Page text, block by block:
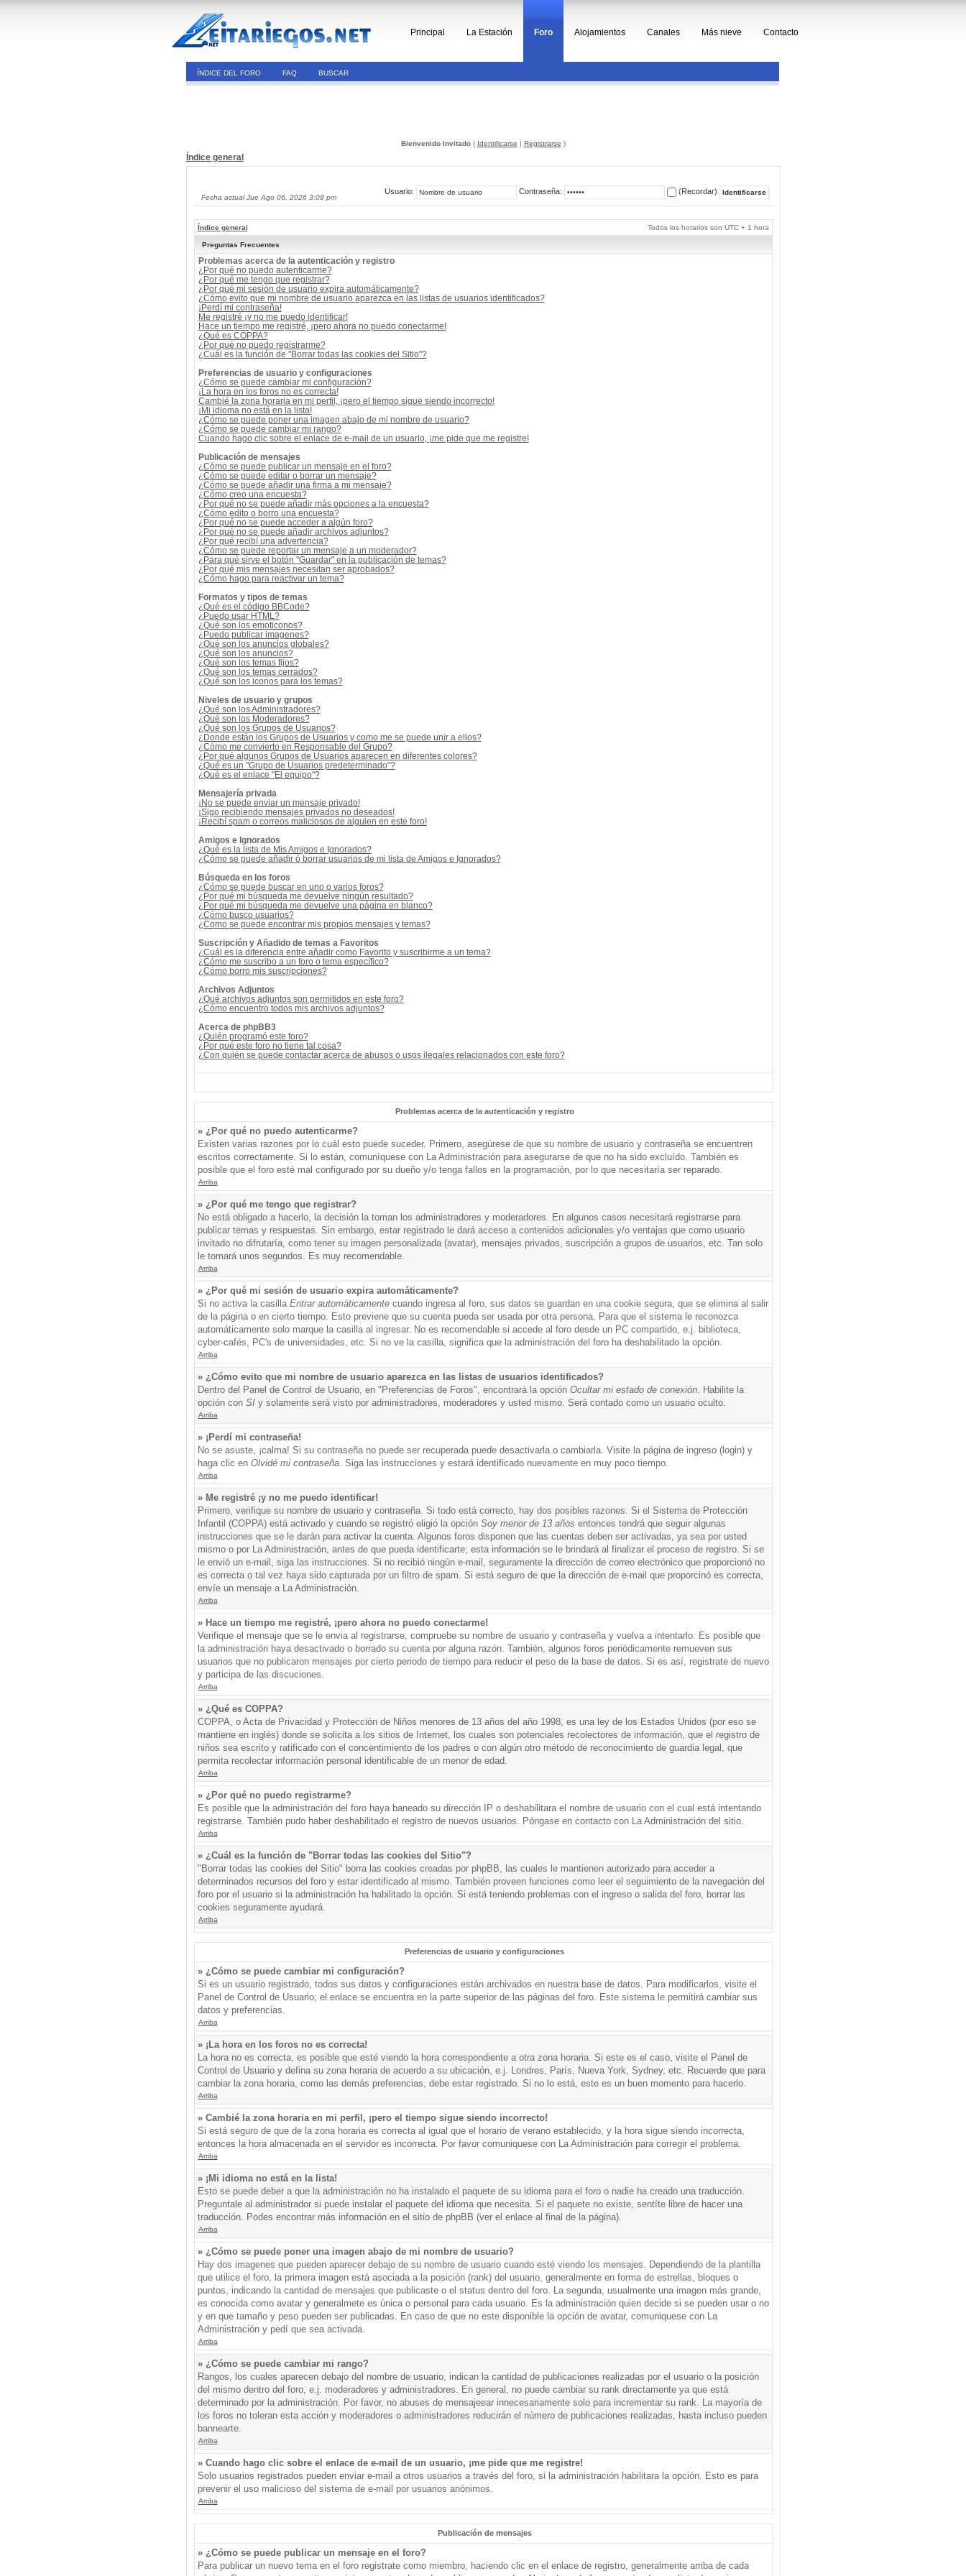
Principal La Estación Foro Alojamientos Canales Más nieve Contacto
ÍNDICE DEL FORO FAQ BUSCAR
Bienvenido Invitado( Identificarse | Registrarse )
Índice general
Fecha actual Jue Ago 06, 2026 3:08 pm
Usuario: Contraseña: (Recordar)
Índice general Todos los horarios son UTC + 1 hora
Preguntas Frecuentes
Problemas acerca de la autenticación y registro
¿Por qué no puedo autenticarme?
¿Por qué me tengo que registrar?
¿Por qué mi sesión de usuario expira automáticamente?
¿Cómo evito que mi nombre de usuario aparezca en las listas de usuarios identificados?
¡Perdí mi contraseña!
Me registré ¡y no me puedo identificar!
Hace un tiempo me registré, ¡pero ahora no puedo conectarme!
¿Qué es COPPA?
¿Por qué no puedo registrarme?
¿Cuál es la función de "Borrar todas las cookies del Sitio"?
Preferencias de usuario y configuraciones
¿Cómo se puede cambiar mi configuración?
¡La hora en los foros no es correcta!
Cambié la zona horaria en mi perfil, ¡pero el tiempo sigue siendo incorrecto!
¡Mi idioma no está en la lista!
¿Cómo se puede poner una imagen abajo de mi nombre de usuario?
¿Cómo se puede cambiar mi rango?
Cuando hago clic sobre el enlace de e-mail de un usuario, ¡me pide que me registre!
Publicación de mensajes
¿Cómo se puede publicar un mensaje en el foro?
¿Cómo se puede editar o borrar un mensaje?
¿Cómo se puede añadir una firma a mi mensaje?
¿Cómo creo una encuesta?
¿Por qué no se puede añadir más opciones a la encuesta?
¿Cómo edito o borro una encuesta?
¿Por qué no se puede acceder a algún foro?
¿Por qué no se puede añadir archivos adjuntos?
¿Por qué recibí una advertencia?
¿Cómo se puede reportar un mensaje a un moderador?
¿Para qué sirve el botón "Guardar" en la publicación de temas?
¿Por qué mis mensajes necesitan ser aprobados?
¿Cómo hago para reactivar un tema?
Formatos y tipos de temas
¿Qué es el código BBCode?
¿Puedo usar HTML?
¿Qué son los emoticonos?
¿Puedo publicar imagenes?
¿Qué son los anuncios globales?
¿Qué son los anuncios?
¿Qué son los temas fijos?
¿Qué son los temas cerrados?
¿Qué son los iconos para los temas?
Niveles de usuario y grupos
¿Qué son los Administradores?
¿Qué son los Moderadores?
¿Qué son los Grupos de Usuarios?
¿Donde están los Grupos de Usuarios y como me se puede unir a ellos?
¿Cómo me convierto en Responsable del Grupo?
¿Por qué algunos Grupos de Usuarios aparecen en diferentes colores?
¿Qué es un "Grupo de Usuarios predeterminado"?
¿Qué es el enlace "El equipo"?
Mensajería privada
¡No se puede enviar un mensaje privado!
¡Sigo recibiendo mensajes privados no deseados!
¡Recibí spam o correos maliciosos de alguien en este foro!
Amigos e Ignorados
¿Qué es la lista de Mis Amigos e Ignorados?
¿Cómo se puede añadir ó borrar usuarios de mi lista de Amigos e Ignorados?
Búsqueda en los foros
¿Cómo se puede buscar en uno o varios foros?
¿Por qué mi búsqueda me devuelve ningún resultado?
¿Por qué mi búsqueda me devuelve una página en blanco?
¿Cómo busco usuarios?
¿Como se puede encontrar mis propios mensajes y temas?
Suscripción y Añadido de temas a Favoritos
¿Cuál es la diferencia entre añadir como Favorito y suscribirme a un tema?
¿Cómo me suscribo a un foro o tema específico?
¿Cómo borro mis suscripciones?
Archivos Adjuntos
¿Qué archivos adjuntos son permitidos en este foro?
¿Cómo encuentro todos mis archivos adjuntos?
Acerca de phpBB3
¿Quién programó este foro?
¿Por qué este foro no tiene tal cosa?
¿Con quién se puede contactar acerca de abusos o usos ilegales relacionados con este foro?
Problemas acerca de la autenticación y registro
» ¿Por qué no puedo autenticarme?
Existen varias razones por lo cuál esto puede suceder. Primero, asegúrese de que su nombre de usuario y contraseña se encuentren
escritos correctamente. Si lo están, comuníquese con La Administración para asegurarse de que no ha sido excluído. También es
posible que el foro esté mal configurado por su dueño y/o tenga fallos en la programación, por lo que necesitaría ser reparado.
Arriba
» ¿Por qué me tengo que registrar?
No está obligado a hacerlo, la decisión la toman los administradores y moderadores. En algunos casos necesitará registrarse para
publicar temas y respuestas. Sin embargo, estar registrado le dará acceso a contenidos adicionales y/o ventajas que como usuario
invitado no difrutaría, como tener su imagen personalizada (avatar), mensajes privados, suscripción a grupos de usuarios, etc. Tan solo
le tomará unos segundos. Es muy recomendable.
Arriba
» ¿Por qué mi sesión de usuario expira automáticamente?
Si no activa la casilla Entrar automáticamentecuando ingresa al foro, sus datos se guardan en una cookie segura, que se elimina al salir
de la página o en cierto tiempo. Esto previene que su cuenta pueda ser usada por otra persona. Para que el sistema le reconozca
automáticamente solo marque la casilla al ingresar. No es recomendable si accede al foro desde un PC compartido, e.j. biblioteca,
cyber-cafés, PC's de universidades, etc. Si no ve la casilla, significa que la administración del foro ha deshabilitado la opción.
Arriba
» ¿Cómo evito que mi nombre de usuario aparezca en las listas de usuarios identificados?
Dentro del Panel de Control de Usuario, en "Preferencias de Foros", encontrará la opción Ocultar mi estado de conexión. Habilite la
opción con SIy solamente será visto por administradores, moderadores y usted mismo. Será contado como un usuario oculto.
Arriba
» ¡Perdí mi contraseña!
No se asuste, ¡calma! Si su contraseña no puede ser recuperada puede desactivarla o cambiarla. Visite la página de ingreso (login) y
haga clic en Olvidé mi contraseña. Siga las instrucciones y estará identificado nuevamente en muy poco tiempo.
Arriba
» Me registré ¡y no me puedo identificar!
Primero, verifique su nombre de usuario y contraseña. Si todo está correcto, hay dos posibles razones. Si el Sistema de Protección
Infantil (COPPA) está activado y cuando se registró eligió la opción Soy menor de 13 años entonces tendrá que seguir algunas
instrucciones que se le darán para activar la cuenta. Algunos foros disponen que las cuentas deben ser activadas, ya sea por usted
mismo o por La Administración, antes de que pueda identificarte; esta información se le brindará al finalizar el proceso de registro. Si se
le envió un e-mail, siga las instrucciones. Si no recibió ningún e-mail, seguramente la dirección de correo electrónico que proporcionó no
es correcta o tal vez haya sido capturada por un filtro de spam. Si está seguro de que la dirección de e-mail que proporcinó es correcta,
envíe un mensaje a La Administración.
Arriba
» Hace un tiempo me registré, ¡pero ahora no puedo conectarme!
Verifique el mensaje que se le envia al registrarse, compruebe su nombre de usuario y contraseña y vuelva a intentarlo. Es posible que
la administración haya desactivado o borrado su cuenta por alguna razón. También, algunos foros periódicamente remueven sus
usuarios que no publicaron mensajes por cierto periodo de tiempo para reducir el peso de la base de datos. Si es así, registrate de nuevo
y participa de las discuciones.
Arriba
» ¿Qué es COPPA?
COPPA, o Acta de Privacidad y Protección de Niños menores de 13 años del año 1998, es una ley de los Estados Unidos (por eso se
mantiene en inglés) donde se solicita a los sitios de Internet, los cuales son potenciales recolectores de información, que el registro de
niños sea escrito y ratificado con el concentimiento de los padres o con algún otro método de reconocimiento de guardia legal, que
permita recolectar información personal identificable de un menor de edad.
Arriba
» ¿Por qué no puedo registrarme?
Es posible que la administración del foro haya baneado su dirección IP o deshabilitara el nombre de usuario con el cual está intentando
registrarse. También pudo haber deshabilitado el registro de nuevos usuarios. Póngase en contacto con La Administración del sitio.
Arriba
» ¿Cuál es la función de "Borrar todas las cookies del Sitio"?
"Borrar todas las cookies del Sitio" borra las cookies creadas por phpBB, las cuales le mantienen autorizado para acceder a
determinados recursos del foro y estar identificado al mismo. También proveen funciones como leer el seguimiento de la navegación del
foro por el usuario si la administración ha habilitado la opción. Si está teniendo problemas con el ingreso o salida del foro, borrar las
cookies seguramente ayudará.
Arriba
Preferencias de usuario y configuraciones
» ¿Cómo se puede cambiar mi configuración?
Si es un usuario registrado, todos sus datos y configuraciones están archivados en nuestra base de datos. Para modificarlos, visite el
Panel de Control de Usuario; el enlace se encuentra en la parte superior de las páginas del foro. Este sistema le permitirá cambiar sus
datos y preferencias.
Arriba
» ¡La hora en los foros no es correcta!
La hora no es correcta, es posible que esté viendo la hora correspondiente a otra zona horaria. Si este es el caso, visite el Panel de
Control de Usuario y defina su zona horaria de acuerdo a su ubicación, e.j. Londres, París, Nueva York, Sydney, etc. Recuerde que para
cambiar la zona horaria, como las demás preferencias, debe estar registrado. Si no lo está, este es un buen momento para hacerlo.
Arriba
» Cambié la zona horaria en mi perfil, ¡pero el tiempo sigue siendo incorrecto!
Si está seguro de que de la zona horaria es correcta al igual que el horario de verano establecido, y la hora sigue siendo incorrecta,
entonces la hora almacenada en el servidor es incorrecta. Por favor comuniquese con La Administración para corregir el problema.
Arriba
» ¡Mi idioma no está en la lista!
Esto se puede deber a que la administración no ha instalado el paquete de su idioma para el foro o nadie ha creado una traducción.
Preguntale al administrador si puede instalar el paquete del idioma que necesita. Si el paquete no existe, sentíte libre de hacer una
traducción. Podes encontrar más información en el sitio de phpBB (ver el enlace al final de la página).
Arriba
» ¿Cómo se puede poner una imagen abajo de mi nombre de usuario?
Hay dos imagenes que pueden aparecer debajo de su nombre de usuario cuando esté viendo los mensajes. Dependiendo de la plantilla
que utilice el foro, la primera imagen está asociada a la posición (rank) del usuario, generalmente en forma de estrellas, bloques o
puntos, indicando la cantidad de mensajes que publicaste o el status dentro del foro. La segunda, usualmente una imagen más grande,
es conocida como avatar y generalmete es única o personal para cada usuario. Es la administración quien decide si se pueden usar o no
y en que tamaño y peso pueden ser publicadas. En caso de que no este disponible la opción de avatar, comuniquese con La
Administración y pedí que sea activada.
Arriba
» ¿Cómo se puede cambiar mi rango?
Rangos, los cuales aparecen debajo del nombre de usuario, indican la cantidad de publicaciones realizadas por el usuario o la posición
del mismo dentro del foro, e.j. moderadores y administradores. En general, no puede cambiar su rank directamente ya que está
determinado por la administración. Por favor, no abuses de mensajeear innecesariamente solo para incrementar su rank. La mayoría de
los foros no toleran esta acción y moderadores o administradores reducirán el número de publicaciones realizadas, hasta incluso pueden
bannearte.
Arriba
» Cuando hago clic sobre el enlace de e-mail de un usuario, ¡me pide que me registre!
Solo usuarios registrados pueden enviar e-mail a otros usuarios a través del foro, si la administración habilitara la opción. Esto es para
prevenir el uso malicioso del sistema de e-mail por usuarios anónimos.
Arriba
Publicación de mensajes
» ¿Cómo se puede publicar un mensaje en el foro?
Para publicar un nuevo tema en el foro registrate como miembro, haciendo clic en el enlace de registro, generalmente arriba de cada